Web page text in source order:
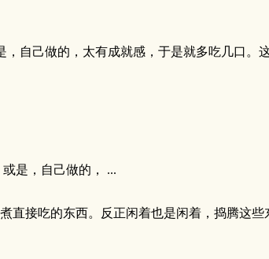
自己做的，太有成就感，于是就多吃几口。
是，自己做的， ...
接吃的东西。反正闲着也是闲着，捣腾这